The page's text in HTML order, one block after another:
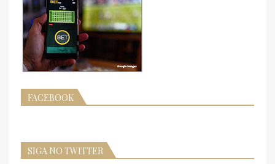
FACEBOOK
SIGA NO TWITTER